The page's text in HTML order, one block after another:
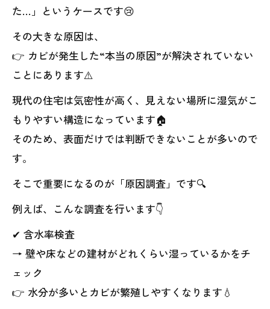
た…」というケースです😢
その大きな原因は、
👉 カビが発生した“本当の原因”が解決されていない
ことにあります⚠️
現代の住宅は気密性が高く、見えない場所に湿気がこ
もりやすい構造になっています🏠
そのため、表面だけでは判断できないことが多いので
す。
そこで重要になるのが「原因調査」です🔍
例えば、こんな調査を行います👇
✔ 含水率検査
→ 壁や床などの建材がどれくらい湿っているかをチ
ェック
👉 水分が多いとカビが繁殖しやすくなります💧